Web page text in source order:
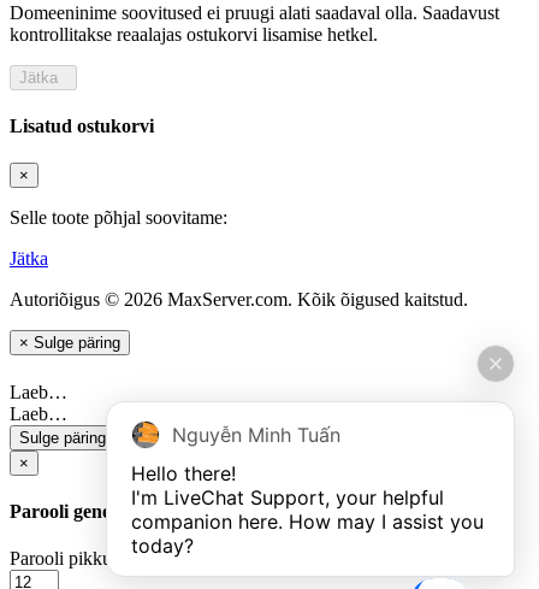
Domeeninime soovitused ei pruugi alati saadaval olla. Saadavust
kontrollitakse reaalajas ostukorvi lisamise hetkel.
Lisatud ostukorvi
×
Selle toote põhjal soovitame:
Jätka
Autoriõigus © 2026 MaxServer.com. Kõik õigused kaitstud.
× Sulge päring
Laeb…
Laeb…
Sulge päring
Saada
×
Parooli genereerimine
Parooli pikkus
Nguyễn Minh Tuấn
Hello there!
I'm LiveChat Support, your helpful
companion here. How may I assist you
today?